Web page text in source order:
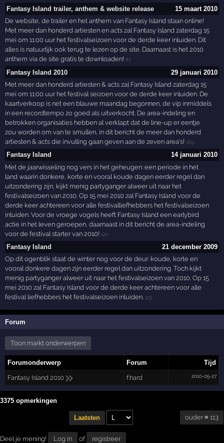
Fantasy Island trailer, anthem & website release
15 maart 2010
De website, de trailer en het anthem van Fantasy Island staan online!
Met meer dan honderd artiesten en acts zal Fantasy Island zaterdag 15
mei om 11:00 uur het festivalseizoen voor de derde keer inluiden. Dit
alles is natuurlijk ook terug te lezen op de site. Daarnaast is het 2010
anthem via de site gratis te downloaden!87
Fantasy Island 2010
29 januari 2010
Met meer dan honderd artiesten & acts zal Fantasy Island zaterdag 15
mei om 11:00 uur het festival seizoen voor de derde keer inluiden. De
kaartverkoop is net een blauwe maandag begonnen, de vip inmiddels
in een recordtempo zo goed als uitverkocht. De area-indeling en
betrokken organisaties hebben al verklapt dat de line-up er eentje
zou worden om van te smullen, in dit bericht de meer dan honderd
artiesten & acts die invulling gaan geven aan de zeven area's! 169
Fantasy Island
14 januari 2010
Met de jaarwisseling nog vers in het geheugen: een periode in het
land waarin donkere, korte en vooral koude dagen eerder regel dan
uitzondering zijn, kijkt menig partyganger alweer uit naar het
festivalseizoen van 2010. Op 15 mei 2010 zal Fantasy Island voor de
derde keer achtereen voor alle festivalliefhebbers het festivalseizoen
inluiden. Voor de vroege vogels heeft Fantasy Island een earlybird
actie in het leven geroepen, daarnaast in dit bericht de area-indeling
voor de festival starter van 2010! 120
Fantasy Island
21 december 2009
Op dit ogenblik staat de winter nog voor de deur: koude, korte en
vooral donkere dagen zijn eerder regel dan uitzondering. Toch kijkt
menig partyganger alweer uit naar het festivalseizoen van 2010. Op 15
mei 2010 zal Fantasy Island voor de derde keer achtereen voor alle
festival liefhebbers het festivalseizoen inluiden. 125
Forum
Toon markt onderwerpen
Forumonderwerp Forum
Tijd
Fantasy Island 2010
f:hard 2010-05-27
3375 opmerkingen
Laatsten ouder ≡ 113
Deel je mening! Log in of registreer